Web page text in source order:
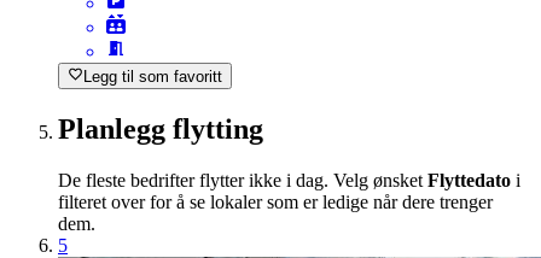
Legg til som favoritt
Planlegg flytting
De fleste bedrifter flytter ikke i dag. Velg ønsket Flyttedato i
filteret over for å se lokaler som er ledige når dere trenger
dem.
5